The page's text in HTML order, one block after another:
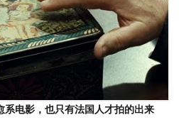
系电影，也只有法国人才拍的出来